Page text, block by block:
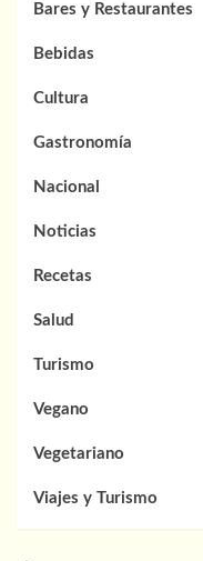
Bares y Restaurantes
Bebidas
Cultura
Gastronomía
Nacional
Noticias
Recetas
Salud
Turismo
Vegano
Vegetariano
Viajes y Turismo